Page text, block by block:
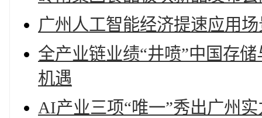
广州人工智能经济提速应用
全产业链业绩“井喷”中国存
机遇
AI产业三项“唯一”秀出广州实